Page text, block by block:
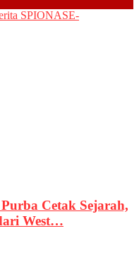
SPIONASE-
Cetak Sejarah,
West…